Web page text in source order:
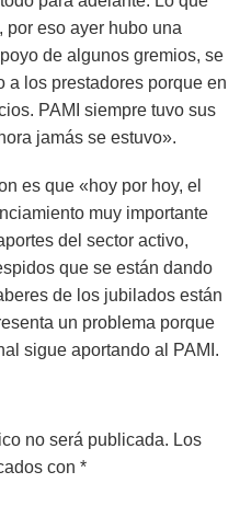
eso ayer hubo una
de algunos gremios, se
a los prestadores porque en
PAMI siempre tuvo sus
jamás se estuvo».
es que «hoy por hoy, el
muy importante
del sector activo,
que se están dando
de los jubilados están
un problema porque
sigue aportando al PAMI.
no será publicada. Los
con *